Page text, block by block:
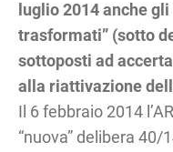
luglio 2014 anche
trasformati” (sotto
sottoposti ad
alla riattivazione
Il 6 febbraio 2014
“nuova” delibera